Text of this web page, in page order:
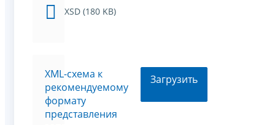
XSD (180 KB)
XML-схема к
рекомендуемому
формату
представления
Загрузить